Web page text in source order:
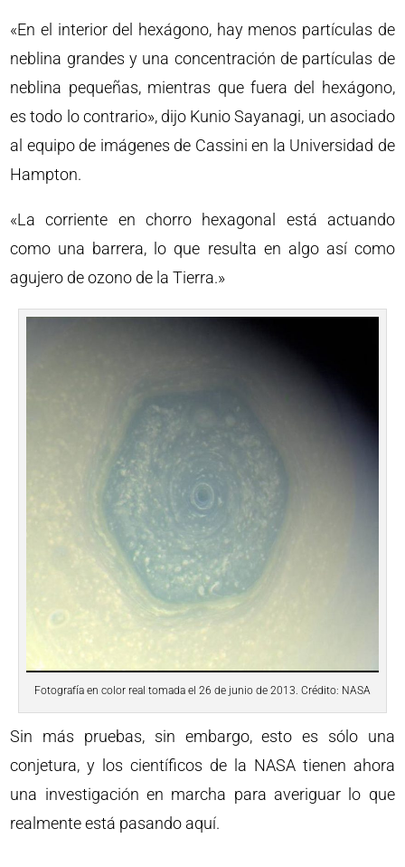
«En el interior del hexágono, hay menos partículas de
neblina grandes y una concentración de partículas de
neblina pequeñas, mientras que fuera del hexágono,
es todo lo contrario», dijo Kunio Sayanagi, un asociado
al equipo de imágenes de Cassini en la Universidad de
Hampton.
«La corriente en chorro hexagonal está actuando
como una barrera, lo que resulta en algo así como
agujero de ozono de la Tierra.»
Fotografía en color real tomada el 26 de junio de 2013. Crédito: NASA
Sin más pruebas, sin embargo, esto es sólo una
conjetura, y los científicos de la NASA tienen ahora
una investigación en marcha para averiguar lo que
realmente está pasando aquí.